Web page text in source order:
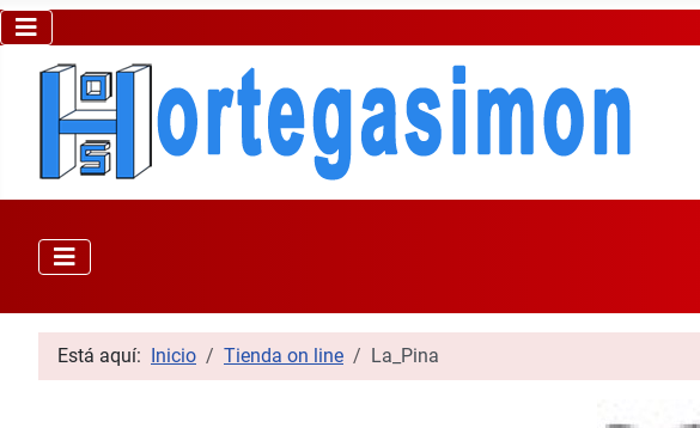
Está aquí: Inicio Tienda on line La_Pina